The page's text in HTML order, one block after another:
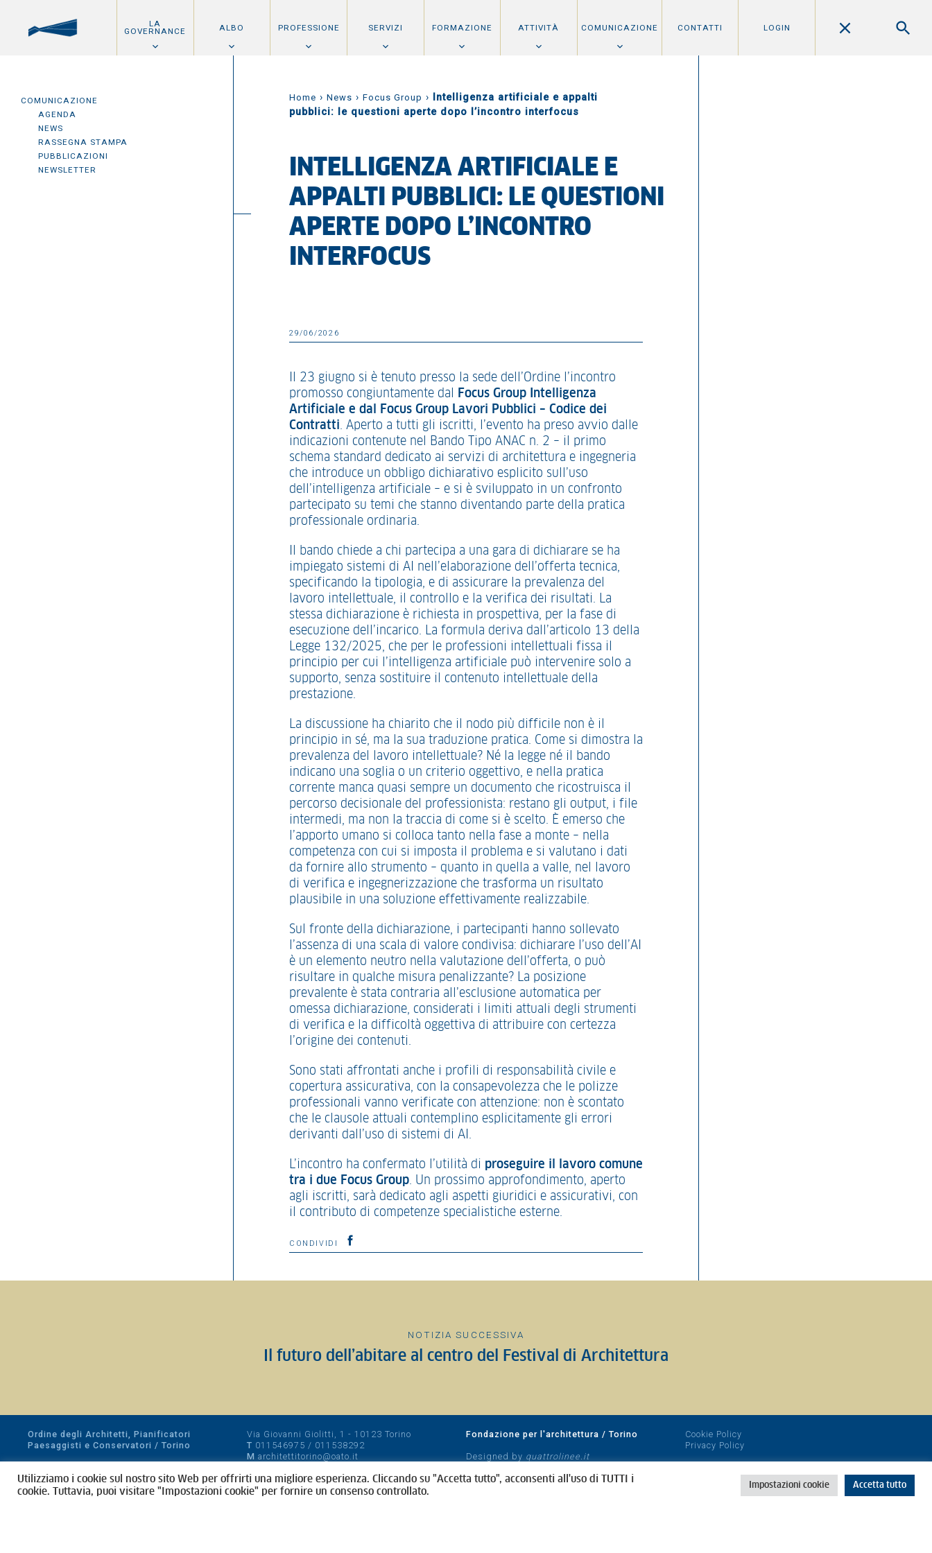
LA
GOVERNANCE ALBO PROFESSIONE SERVIZI FORMAZIONE ATTIVITÀ COMUNICAZIONE CONTATTI LOGIN
COMUNICAZIONE
AGENDA
NEWS
RASSEGNA STAMPA
PUBBLICAZIONI
NEWSLETTER
Home › News › Focus Group ›
Intelligenza artificiale e appalti
pubblici: le questioni aperte dopo l’incontro interfocus
INTELLIGENZA ARTIFICIALE E
APPALTI PUBBLICI: LE QUESTIONI
APERTE DOPO L’INCONTRO
INTERFOCUS
29/06/2026
Il 23 giugno si è tenuto presso la sede dell’Ordine l’incontro
promosso congiuntamente dal
Focus Group Intelligenza
Artificiale e dal Focus Group Lavori Pubblici – Codice dei
Contratti. Aperto a tutti gli iscritti, l’evento ha preso avvio dalle
indicazioni contenute nel Bando Tipo ANAC n. 2 – il primo
schema standard dedicato ai servizi di architettura e ingegneria
che introduce un obbligo dichiarativo esplicito sull’uso
dell’intelligenza artificiale – e si è sviluppato in un confronto
partecipato su temi che stanno diventando parte della pratica
professionale ordinaria.
Il bando chiede a chi partecipa a una gara di dichiarare se ha
impiegato sistemi di AI nell’elaborazione dell’offerta tecnica,
specificando la tipologia, e di assicurare la prevalenza del
lavoro intellettuale, il controllo e la verifica dei risultati. La
stessa dichiarazione è richiesta in prospettiva, per la fase di
esecuzione dell’incarico. La formula deriva dall’articolo 13 della
Legge 132/2025, che per le professioni intellettuali fissa il
principio per cui l’intelligenza artificiale può intervenire solo a
supporto, senza sostituire il contenuto intellettuale della
prestazione.
La discussione ha chiarito che il nodo più difficile non è il
principio in sé, ma la sua traduzione pratica. Come si dimostra la
prevalenza del lavoro intellettuale? Né la legge né il bando
indicano una soglia o un criterio oggettivo, e nella pratica
corrente manca quasi sempre un documento che ricostruisca il
percorso decisionale del professionista: restano gli output, i file
intermedi, ma non la traccia di come si è scelto. È emerso che
l’apporto umano si colloca tanto nella fase a monte – nella
competenza con cui si imposta il problema e si valutano i dati
da fornire allo strumento – quanto in quella a valle, nel lavoro
di verifica e ingegnerizzazione che trasforma un risultato
plausibile in una soluzione effettivamente realizzabile.
Sul fronte della dichiarazione, i partecipanti hanno sollevato
l’assenza di una scala di valore condivisa: dichiarare l’uso dell’AI
è un elemento neutro nella valutazione dell’offerta, o può
risultare in qualche misura penalizzante? La posizione
prevalente è stata contraria all’esclusione automatica per
omessa dichiarazione, considerati i limiti attuali degli strumenti
di verifica e la difficoltà oggettiva di attribuire con certezza
l’origine dei contenuti.
Sono stati affrontati anche i profili di responsabilità civile e
copertura assicurativa, con la consapevolezza che le polizze
professionali vanno verificate con attenzione: non è scontato
che le clausole attuali contemplino esplicitamente gli errori
derivanti dall’uso di sistemi di AI.
L’incontro ha confermato l’utilità di proseguire il lavoro comune
tra i due Focus Group. Un prossimo approfondimento, aperto
agli iscritti, sarà dedicato agli aspetti giuridici e assicurativi, con
il contributo di competenze specialistiche esterne.
CONDIVIDI
NOTIZIA SUCCESSIVA
Il futuro dell’abitare al centro del Festival di Architettura
Ordine degli Architetti, Pianificatori
Paesaggisti e Conservatori / Torino
CF 80089280012
Via Giovanni Giolitti, 1 - 10123 Torino
T 011546975 / 011538292
M architettitorino@oato.it
Fondazione per l'architettura / Torino
Designed by quattrolinee.it
Cookie Policy
Privacy Policy
Utilizziamo i cookie sul nostro sito Web per offrirti una migliore esperienza. Cliccando su "Accetta tutto", acconsenti all'uso di TUTTI i
cookie. Tuttavia, puoi visitare "Impostazioni cookie" per fornire un consenso controllato.
Impostazioni cookie Accetta tutto